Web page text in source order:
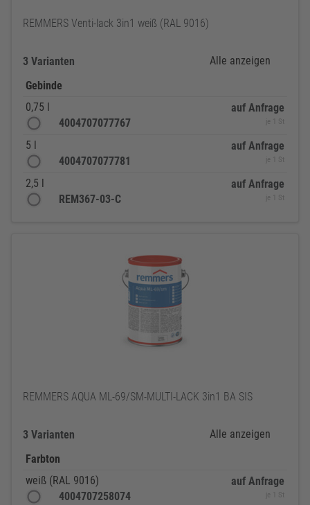
REMMERS Venti-lack 3in1 weiß (RAL 9016)
3 Varianten
Alle anzeigen
Gebinde
0,75 l
4004707077767
auf Anfrage
je 1 St
5 l
4004707077781
auf Anfrage
je 1 St
2,5 l
REM367-03-C
auf Anfrage
je 1 St
REMMERS AQUA ML-69/SM-MULTI-LACK 3in1 BA SIS
3 Varianten
Alle anzeigen
Farbton
weiß (RAL 9016)
4004707258074
auf Anfrage
je 1 St